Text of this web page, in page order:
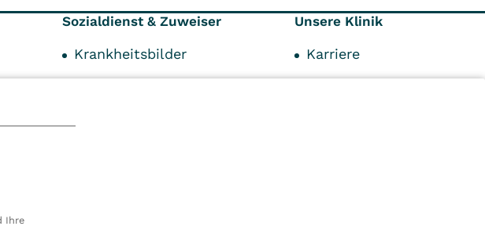
Sozialdienst & Zuweiser
Krankheitsbilder
Unsere Klinik
Karriere
Einrichtungen in
Ihre